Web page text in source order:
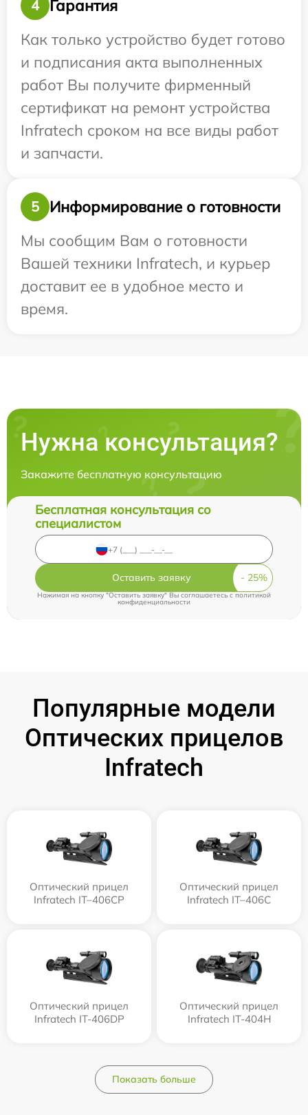
4
Гарантия
Как только устройство будет готово
и подписания акта выполненных
работ Вы получите фирменный
сертификат на ремонт устройства
Infratech сроком на все виды работ
и запчасти.
5
Информирование о готовности
Мы сообщим Вам о готовности
Вашей техники Infratech, и курьер
доставит ее в удобное место и
время.
Нужна консультация?
Закажите бесплатную консультацию
Бесплатная консультация со
специалистом
Оставить заявку
Нажимая на кнопку "Оставить заявку" Вы соглашаетесь cполитикой
конфиденциальности
Популярные модели
Оптических прицелов
Infratech
Оптический прицел
Infratech IT–406СP
Оптический прицел
Infratech IT–406С
Оптический прицел
Infratech IT-406DP
Оптический прицел
Infratech IT-404H
Показать больше